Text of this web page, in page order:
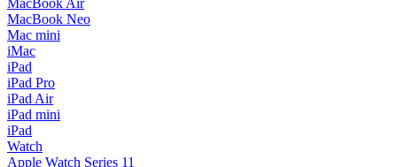
MacBook Air
MacBook Neo
Mac mini
iMac
iPad
iPad Pro
iPad Air
iPad mini
iPad
Watch
Apple Watch Series 11